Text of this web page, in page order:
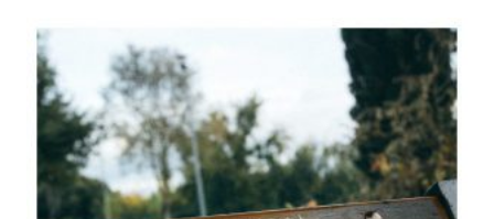
Conduttori
Repliche
Podcast
3xTe